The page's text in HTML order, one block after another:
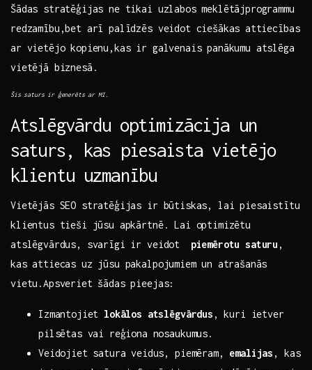
Šādas stratēģijas ne tikai uzlabos meklētājprogrammu
redzamību,bet arī palīdzēs veidot ciešākas ⁢attiecības
ar vietējo kopienu,kas ir galvenais panākumu atslēga
vietējā biznesā.
Šis saturs ir ģenerēts ar MI.
Atslēgvārdu ⁢optimizācija un
saturs, kas piesaista vietējo
klientu uzmanību
Vietējās SEO stratēģijas ir būtiskas, lai piesaistītu
klientus tieši jūsu apkārtnē. Lai optimizētu
atslēgvārdus, svarīgi ir veidot ‌ piemērotu saturu ,
kas attiecas uz jūsu pakalpojumiem un ⁤atrašanās
vietu.Apsveriet šādas pieejas:
Izmantojiet​ lokālos atslēgvārdus ,⁤ kuri ietver
pilsētas vai reģiona nosaukumus.
Veidojiet satura veidus, piemēram, emalijas , kas